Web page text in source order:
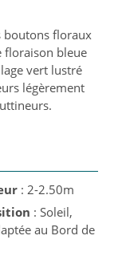
boutons floraux
floraison bleue
vert lustré
légèrement
: 2-2.50m
: Soleil,
au Bord de